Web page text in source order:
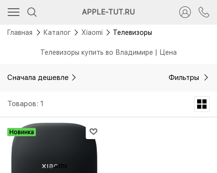
APPLE-TUT.RU
Главная Каталог Xiaomi Телевизоры
Телевизоры купить во Владимире | Цена
Сначала дешевле Фильтры
Товаров: 1
Новинка